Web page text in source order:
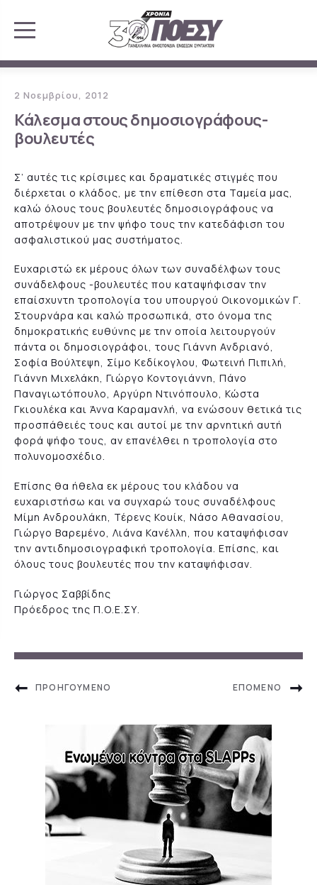
2 Νοεμβρίου, 2012
Κάλεσμα στους δημοσιογράφους-
βουλευτές
Σ’ αυτές τις κρίσιμες και δραματικές στιγμές που
διέρχεται ο κλάδος, με την επίθεση στα Ταμεία μας,
καλώ όλους τους βουλευτές δημοσιογράφους να
αποτρέψουν με την ψήφο τους την κατεδάφιση του
ασφαλιστικού μας συστήματος.
Ευχαριστώ εκ μέρους όλων των συναδέλφων τους
συνάδελφους -βουλευτές που καταψήφισαν την
επαίσχυντη τροπολογία του υπουργού Οικονομικών Γ.
Στουρνάρα και καλώ προσωπικά, στο όνομα της
δημοκρατικής ευθύνης με την οποία λειτουργούν
πάντα οι δημοσιογράφοι, τους Γιάννη Ανδριανό,
Σοφία Βούλτεψη, Σίμο Κεδίκογλου, Φωτεινή Πιπιλή,
Γιάννη Μιχελάκη, Γιώργο Κοντογιάννη, Πάνο
Παναγιωτόπουλο, Αργύρη Ντινόπουλο, Κώστα
Γκιουλέκα και Άννα Καραμανλή, να ενώσουν θετικά τις
προσπάθειές τους και αυτοί με την αρνητική αυτή
φορά ψήφο τους, αν επανέλθει η τροπολογία στο
πολυνομοσχέδιο.
Επίσης θα ήθελα εκ μέρους του κλάδου να
ευχαριστήσω και να συγχαρώ τους συναδέλφους
Μίμη Ανδρουλάκη, Τέρενς Κουίκ, Νάσο Αθανασίου,
Γιώργο Βαρεμένο, Λιάνα Κανέλλη, που καταψήφισαν
την αντιδημοσιογραφική τροπολογία. Eπίσης, και
όλους τους βουλευτές που την καταψήφισαν.
Γιώργος Σαββίδης
Πρόεδρος της Π.Ο.Ε.ΣΥ.